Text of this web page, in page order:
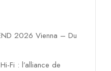
2026 Vienna – Du
Fi : l’alliance de